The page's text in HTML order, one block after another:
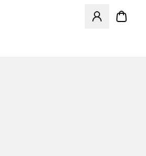
Odpre Modal